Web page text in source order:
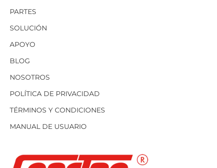
PARTES
SOLUCIÓN
APOYO
BLOG
NOSOTROS
POLÍTICA DE PRIVACIDAD
TÉRMINOS Y CONDICIONES
MANUAL DE USUARIO